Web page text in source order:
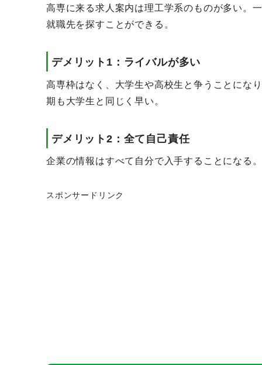
高専に来る求人案内は理工学系のものが多い。
就職先を探すことができる。
デメリット1：ライバルが多い
高専枠はなく、大学生や高校生と争うことにな
期も大学生と同じく早い。
デメリット2：全て自己責任
企業の情報はすべて自分で入手することになる。
スポンサードリンク